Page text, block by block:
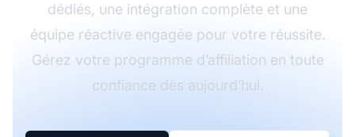
dédiés, une intégration complète et une
équipe réactive engagée pour votre réussite.
Gérez votre programme d’affiliation en toute
confiance dès aujourd’hui.